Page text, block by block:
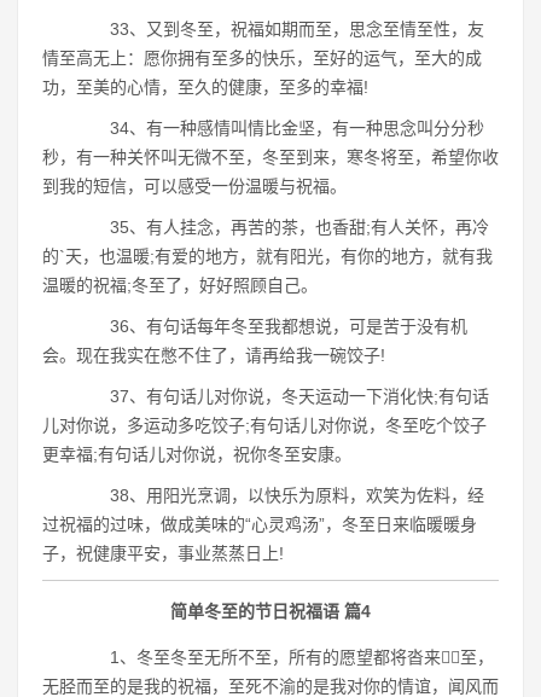
33、又到冬至，祝福如期而至，思念至情至性，友
情至高无上：愿你拥有至多的快乐，至好的运气，至大的成
功，至美的心情，至久的健康，至多的幸福!
34、有一种感情叫情比金坚，有一种思念叫分分秒
秒，有一种关怀叫无微不至，冬至到来，寒冬将至，希望你收
到我的短信，可以感受一份温暖与祝福。
35、有人挂念，再苦的茶，也香甜;有人关怀，再冷
的`天，也温暖;有爱的地方，就有阳光，有你的地方，就有我
温暖的祝福;冬至了，好好照顾自己。
36、有句话每年冬至我都想说，可是苦于没有机
会。现在我实在憋不住了，请再给我一碗饺子!
37、有句话儿对你说，冬天运动一下消化快;有句话
儿对你说，多运动多吃饺子;有句话儿对你说，冬至吃个饺子
更幸福;有句话儿对你说，祝你冬至安康。
38、用阳光烹调，以快乐为原料，欢笑为佐料，经
过祝福的过味，做成美味的“心灵鸡汤”，冬至日来临暖暖身
子，祝健康平安，事业蒸蒸日上!
简单冬至的节日祝福语 篇4
1、冬至冬至无所不至，所有的愿望都将沓来至，
无胫而至的是我的祝福，至死不渝的是我对你的情谊，闻风而